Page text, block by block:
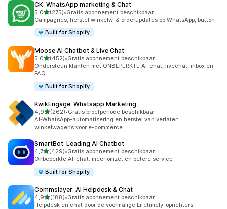
CK: WhatsApp marketing & Chat
5,0van 5 sterren
(275)
275 recensies in totaal
•Gratis abonnement beschikbaar
Campagnes, herstel winkelw. & orderupdates op WhatsApp, button
Built for Shopify
Moose AI Chatbot & Live Chat
5,0van 5 sterren
(452)
452 recensies in totaal
•Gratis abonnement beschikbaar
Ondersteun klanten met ONBEPERKTE AI-chat, livechat, inbox en
FAQ
Built for Shopify
KwikEngage: Whatsapp Marketing
4,9van 5 sterren
(262)
262 recensies in totaal
•Gratis proefperiode beschikbaar
AI-WhatsApp-automatisering en herstel van verlaten
winkelwagens voor e-commerce
SmartBot: Leading AI Chatbot
4,7van 5 sterren
(429)
429 recensies in totaal
•Gratis abonnement beschikbaar
Onbeperkte AI-chat: meer omzet en betere service
Built for Shopify
Commslayer: AI Helpdesk & Chat
4,9van 5 sterren
(188)
188 recensies in totaal
•Gratis abonnement beschikbaar
Helpdesk en chat door de voormalige Lifetimely-oprichters